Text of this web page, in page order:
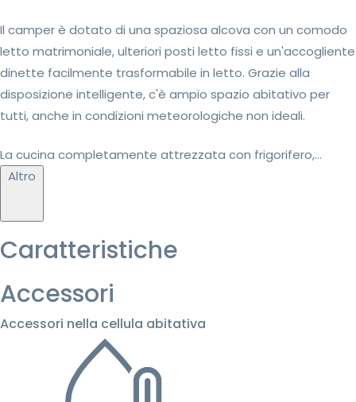
Il camper è dotato di una spaziosa alcova con un comodo
letto matrimoniale, ulteriori posti letto fissi e un'accogliente
dinette facilmente trasformabile in letto. Grazie alla
disposizione intelligente, c'è ampio spazio abitativo per
tutti, anche in condizioni meteorologiche non ideali.
La cucina completamente attrezzata con frigorifero,...
Altro
Caratteristiche
Accessori
Accessori nella cellula abitativa